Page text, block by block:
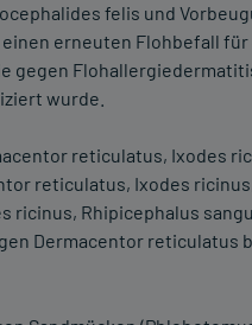
felis und
erneuten Flohbefall für
gegen
wurde.
reticulatus, Ixodes
reticulatus, Ixodes
ricinus, Rhipicephalus
Dermacentor reticulatus